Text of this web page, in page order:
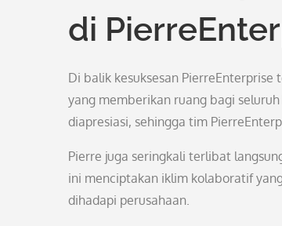
di
Di balik kesuksesan
yang memberikan ruang bagi
diapresiasi, sehingga tim
Pierre juga seringkali terlibat
ini menciptakan iklim kolaboratif
dihadapi perusahaan.